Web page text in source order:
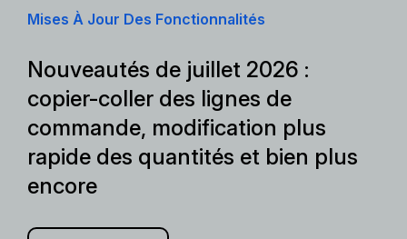
Mises À Jour Des Fonctionnalités
Nouveautés de juillet 2026 :
copier-coller des lignes de
commande, modification plus
rapide des quantités et bien plus
encore